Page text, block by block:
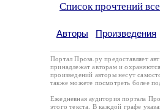
Список прочтений
Авторы Произведения
Портал Проза.ру предоставляет
принадлежат авторам и охраняются
произведений авторы несут
также можете посмотреть более
Ежедневная аудитория портала
этого текста. В каждой графе